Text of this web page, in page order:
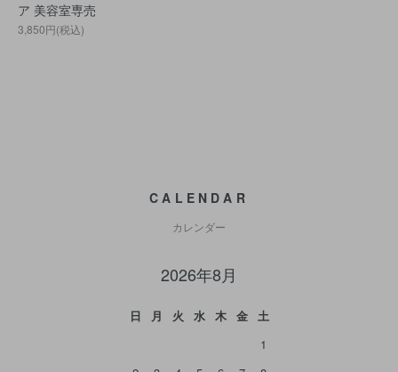
ア 美容室専売
3,850円(税込)
CALENDAR
カレンダー
2026年8月
日 月 火 水 木 金
土
1